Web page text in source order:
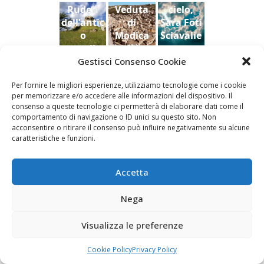
Gestisci Consenso Cookie
Per fornire le migliori esperienze, utilizziamo tecnologie come i cookie
per memorizzare e/o accedere alle informazioni del dispositivo. Il
consenso a queste tecnologie ci permetterà di elaborare dati come il
comportamento di navigazione o ID unici su questo sito. Non
acconsentire o ritirare il consenso può influire negativamente su alcune
caratteristiche e funzioni.
Accetta
Nega
Visualizza le preferenze
Cookie PolicyPrivacy Policy
2022
2022
Ruderi
dell'antic
o
castello
di Aidone
Dario
Bottaro
Veduta
di
Modica
dal
Castello
contea ,
Giacomo
Vespo
cielo,
Sara Foti
Sciavalie
re
Le Stanze di Arte e Luoghi | Albergo diffuso
della Cultura
Fai clic per accettare i cookie marketing e